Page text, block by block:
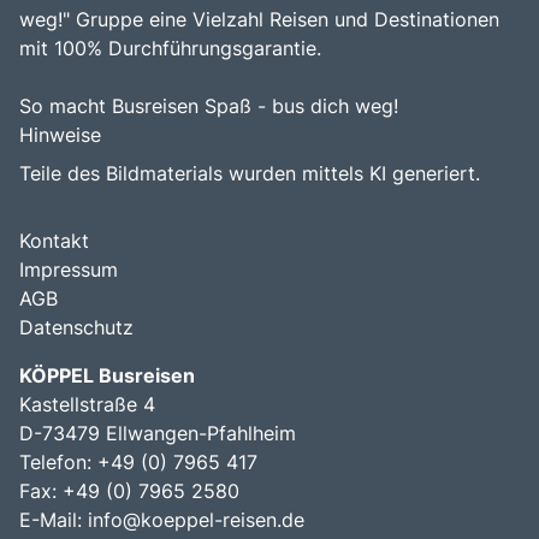
weg!" Gruppe eine Vielzahl Reisen und Destinationen
mit 100% Durchführungsgarantie.
So macht Busreisen Spaß - bus dich weg!
Hinweise
Teile des Bildmaterials wurden mittels KI generiert.
Kontakt
Impressum
AGB
Datenschutz
KÖPPEL Busreisen
Kastellstraße 4
D-73479 Ellwangen-Pfahlheim
Telefon: +49 (0) 7965 417
Fax: +49 (0) 7965 2580
E-Mail: info@koeppel-reisen.de